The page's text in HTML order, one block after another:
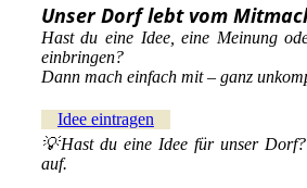
Unser Dorf lebt vom
Hast du eine Idee, eine Meinung
einbringen?
Dann mach einfach mit – ganz
Idee eintragen
💡Hast du eine Idee für unser
auf.